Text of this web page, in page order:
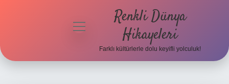
menüyü
Renkli Dünya
Hikayeleri
Farklı kültürlerle dolu keyifli yolculuk!